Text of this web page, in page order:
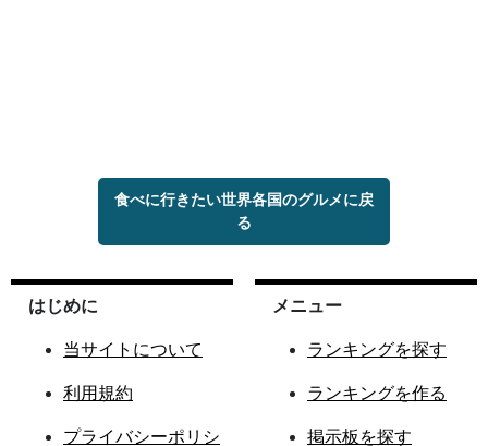
食べに行きたい世界各国のグルメに戻
る
はじめに
当サイトについて
利用規約
プライバシーポリシ
メニュー
ランキングを探す
ランキングを作る
掲示板を探す